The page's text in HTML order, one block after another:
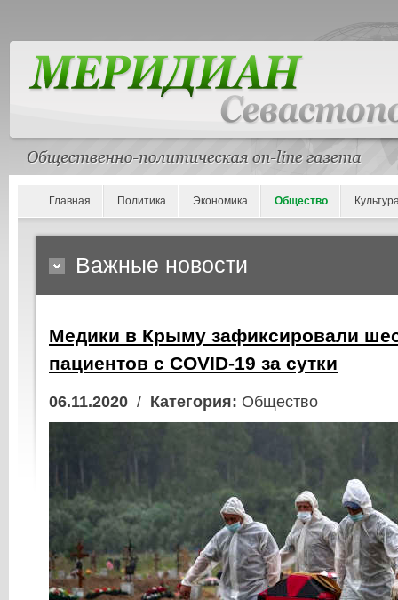
Главная Политика Экономика Общество
Важные новости
Медики в Крыму зафиксировали
пациентов с COVID-19 за сутки
06.11.2020 / Категория: Общество